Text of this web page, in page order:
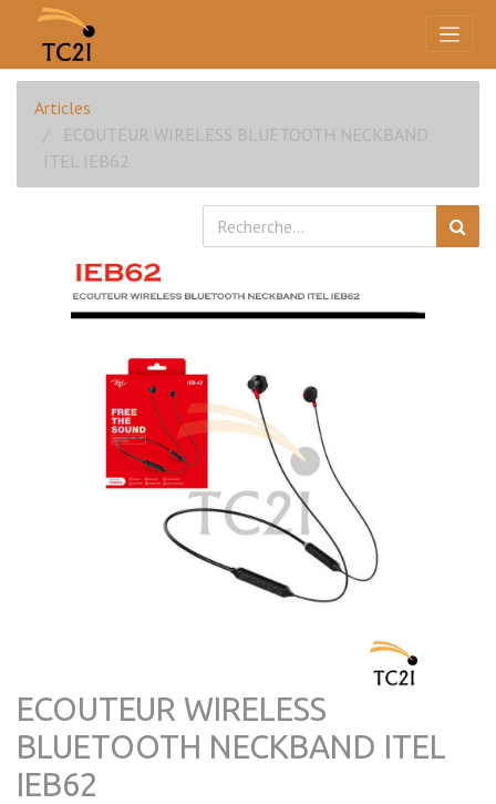
Articles
ECOUTEUR WIRELESS BLUETOOTH NECKBAND
ITEL IEB62
ECOUTEUR WIRELESS
BLUETOOTH NECKBAND ITEL
IEB62